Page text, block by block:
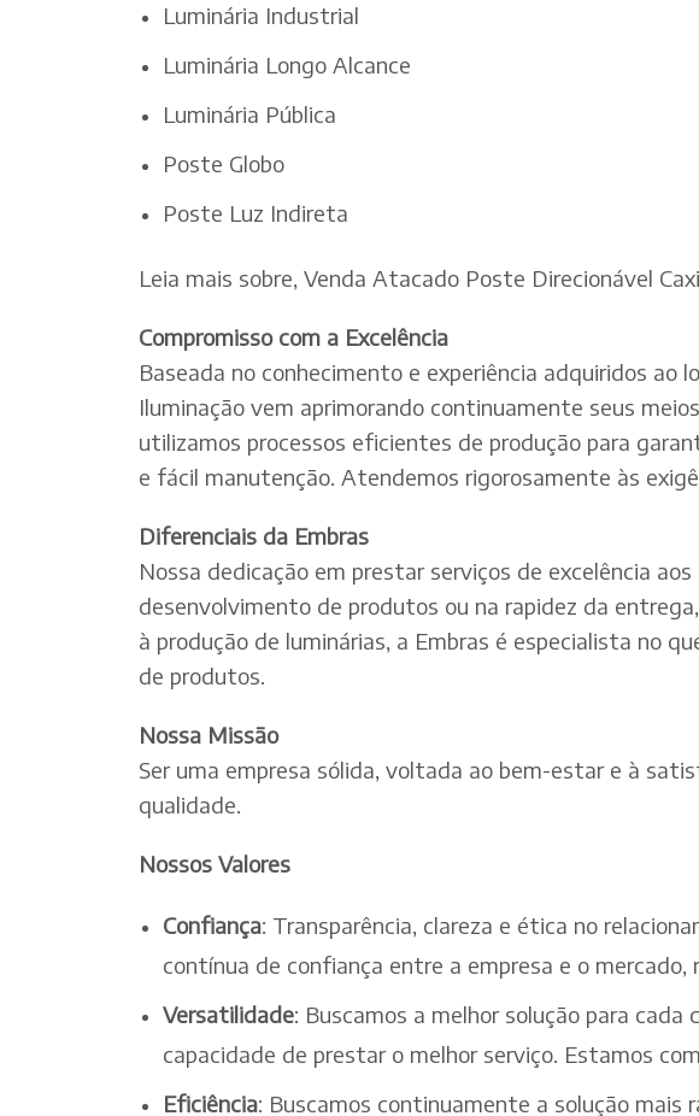
Luminária Industrial
Luminária Longo Alcance
Luminária Pública
Poste Globo
Poste Luz Indireta
Leia mais sobre, Venda Atacado Poste Direcionável
Compromisso com a Excelência
Baseada no conhecimento e experiência adquiridos ao
Iluminação vem aprimorando continuamente seus
utilizamos processos eficientes de produção para
e fácil manutenção. Atendemos rigorosamente às
Diferenciais da Embras
Nossa dedicação em prestar serviços de excelência
desenvolvimento de produtos ou na rapidez da
à produção de luminárias, a Embras é especialista no
de produtos.
Nossa Missão
Ser uma empresa sólida, voltada ao bem-estar e à
qualidade.
Nossos Valores
Confiança: Transparência, clareza e ética no
contínua de confiança entre a empresa e o
Versatilidade: Buscamos a melhor solução para
capacidade de prestar o melhor serviço. Estamos
Eficiência: Buscamos continuamente a solução mais